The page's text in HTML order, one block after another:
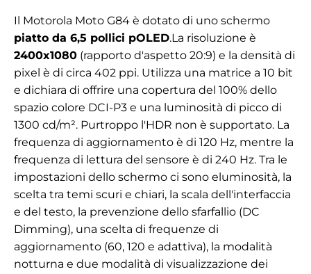
Il Motorola Moto G84 è dotato di uno schermo
piatto da 6,5 pollici pOLED.La risoluzione è
2400x1080 (rapporto d'aspetto 20:9) e la densità di
pixel è di circa 402 ppi. Utilizza una matrice a 10 bit
e dichiara di offrire una copertura del 100% dello
spazio colore DCI-P3 e una luminosità di picco di
1300 cd/m². Purtroppo l'HDR non è supportato. La
frequenza di aggiornamento è di 120 Hz, mentre la
frequenza di lettura del sensore è di 240 Hz. Tra le
impostazioni dello schermo ci sono e luminosità, la
scelta tra temi scuri e chiari, la scala dell'interfaccia
e del testo, la prevenzione dello sfarfallio (DC
Dimming), una scelta di frequenze di
aggiornamento (60, 120 e adattiva), la modalità
notturna e due modalità di visualizzazione dei